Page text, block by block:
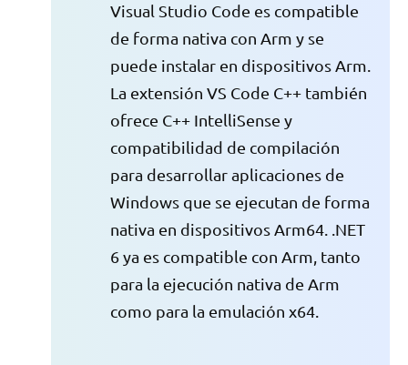
Visual Studio Code es compatible
de forma nativa con Arm y se
puede instalar en dispositivos Arm.
La extensión VS Code C++ también
ofrece C++ IntelliSense y
compatibilidad de compilación
para desarrollar aplicaciones de
Windows que se ejecutan de forma
nativa en dispositivos Arm64. .NET
6 ya es compatible con Arm, tanto
para la ejecución nativa de Arm
como para la emulación x64.